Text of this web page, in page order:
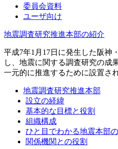
委員会資料
ユーザ向け
地震調査研究推進本部の紹介
平成7年1月17日に発生した阪神
し、地震に関する調査研究の成
一元的に推進するために設置さ
地震調査研究推進本部
設立の経緯
基本的な目標と役割
組織構成
ひと目でわかる地震本部
関係機関との役割